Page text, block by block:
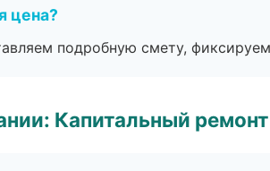
цена?
подробную смету,
Капитальный